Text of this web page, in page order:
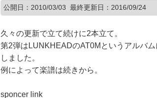
公開日：2010/03/03 最終更新日：2016/09/24
久々の更新で立て続けに2本立て。
第2弾はLUNKHEADのAT0Mというアルバ
しました。
例によって楽譜は続きから。
sponcer link